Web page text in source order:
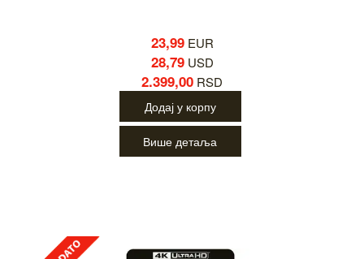
23,99EUR
28,79USD
2.399,00 RSD
Додај у корпу
Више детаља